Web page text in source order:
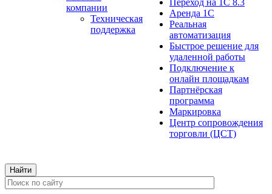
компании
Техническая
поддержка
Аренда 1С
Реальная
автоматизация
Быстрое решение для
удаленной работы
Подключение к
онлайн площадкам
Партнёрская
программа
Маркировка
Центр сопровождения
торговли (ЦСТ)